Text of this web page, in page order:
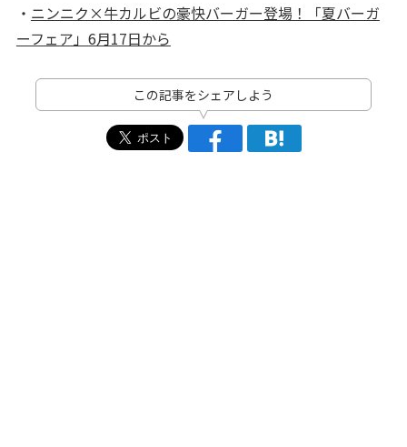
・ ニンニク×牛カルビの豪快バーガー登場！「夏バーガ
ーフェア」6月17日から
この記事をシェアしよう